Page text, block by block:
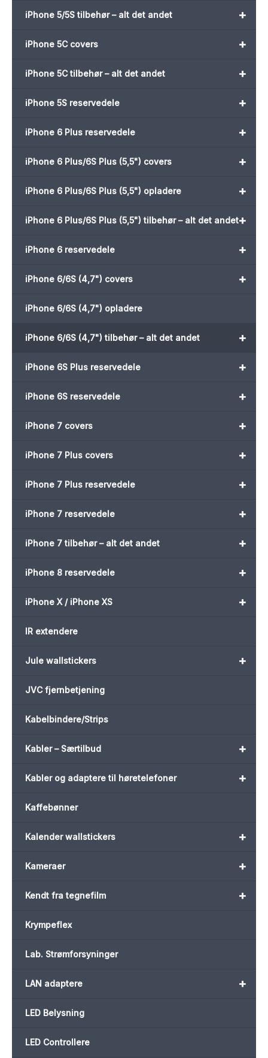
+
iPhone 5/5S tilbehør – alt det andet
+
iPhone 5C covers
+
iPhone 5C tilbehør – alt det andet
+
iPhone 5S reservedele
+
iPhone 6 Plus reservedele
+
iPhone 6 Plus/6S Plus (5,5") covers
+
iPhone 6 Plus/6S Plus (5,5") opladere
+
iPhone 6 Plus/6S Plus (5,5") tilbehør – alt det andet
+
iPhone 6 reservedele
+
iPhone 6/6S (4,7") covers
iPhone 6/6S (4,7") opladere
+
iPhone 6/6S (4,7") tilbehør – alt det andet
+
iPhone 6S Plus reservedele
+
iPhone 6S reservedele
+
iPhone 7 covers
+
iPhone 7 Plus covers
+
iPhone 7 Plus reservedele
+
iPhone 7 reservedele
+
iPhone 7 tilbehør – alt det andet
+
iPhone 8 reservedele
+
iPhone X / iPhone XS
IR extendere
+
Jule wallstickers
JVC fjernbetjening
Kabelbindere/Strips
+
Kabler – Særtilbud
+
Kabler og adaptere til høretelefoner
Kaffebønner
+
Kalender wallstickers
+
Kameraer
+
Kendt fra tegnefilm
Krympeflex
Lab. Strømforsyninger
+
LAN adaptere
LED Belysning
LED Controllere